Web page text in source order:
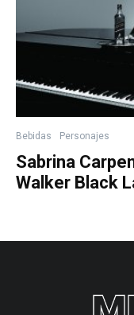
Bebidas Personajes
Sabrina
Walker Black